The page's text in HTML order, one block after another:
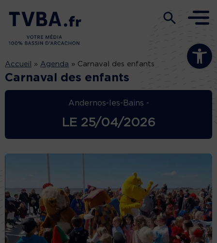
Ouvrir la
Accueil » Agenda » Carnaval des enfants
Carnaval des enfants
Andernos-les-Bains -
LE 25/04/2026